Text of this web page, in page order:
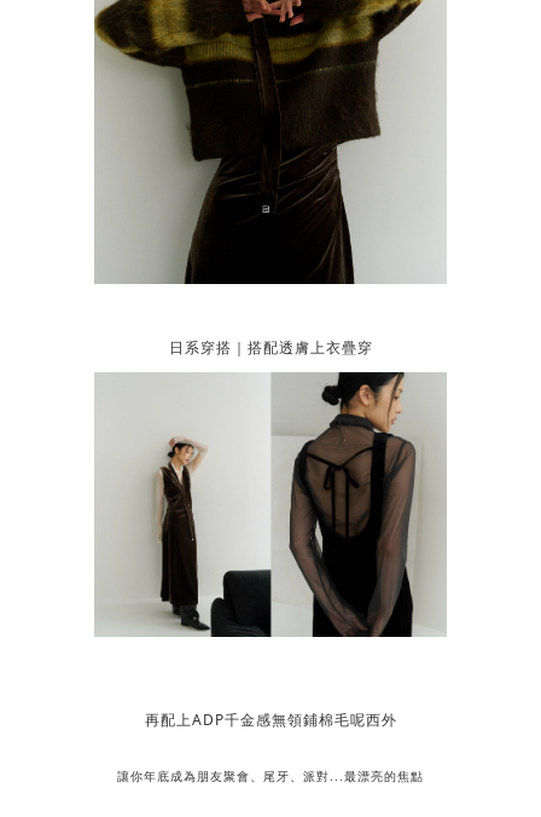
日系穿搭｜搭配透膚上衣疊穿
再配上ADP千金感無領鋪棉毛呢西外
讓你年底成為朋友聚會、尾牙、派對...最漂亮的焦點